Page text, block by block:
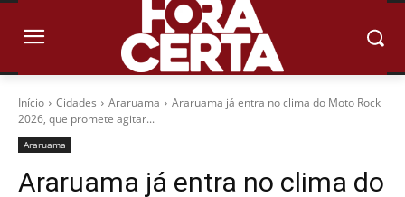
Início Cidades Araruama
Araruama já entra no clima do Moto Rock
2026, que promete agitar...
Araruama
Araruama já entra no clima do